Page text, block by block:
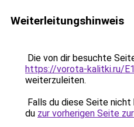
Weiterleitungshinweis
Die von dir besuchte
https://vorota-kalitki.ru/
weiterzuleiten.
Falls du diese Seite
du zur vorherigen Seite